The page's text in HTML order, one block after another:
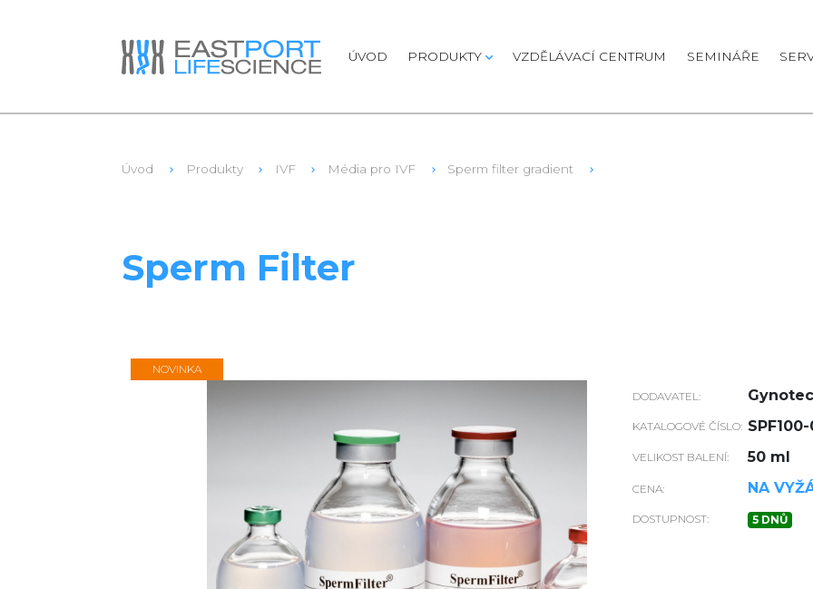
ÚVOD PRODUKTY VZDĚLÁVACÍ CENTRUM SEMINÁŘE
Úvod Produkty IVF Média pro IVF Sperm filter gradient
Sperm Filter
NOVINKA
DODAVATEL:
KATALOGOVÉ ČÍSLO:
VELIKOST BALENÍ: 50 ml
CENA: NA
DOSTUPNOST: 5 DNŮ